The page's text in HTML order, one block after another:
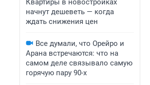
Квартиры в новостройках
начнут дешеветь — когда
ждать снижения цен
Все думали, что Орейро и
Арана встречаются: что на
самом деле связывало самую
горячую пару 90-х